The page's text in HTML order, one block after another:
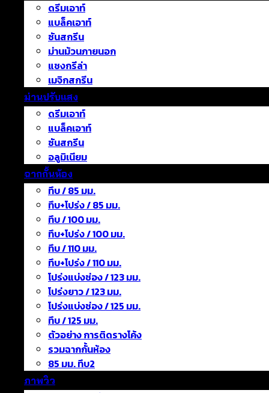
ดรีมเอาท์
แบล็คเอาท์
ซันสกรีน
ม่านม้วนภายนอก
แชงกรีล่า
เมจิกสกรีน
ม่านปรับแสง
ดรีมเอาท์
แบล็คเอาท์
ซันสกรีน
อลูมิเนียม
ฉากกั้นห้อง
ทึบ / 85 มม.
ทึบ+โปร่ง / 85 มม.
ทึบ / 100 มม.
ทึบ+โปร่ง / 100 มม.
ทึบ / 110 มม.
ทึบ+โปร่ง / 110 มม.
โปร่งแบ่งช่อง / 123 มม.
โปร่งยาว / 123 มม.
โปร่งแบ่งช่อง / 125 มม.
ทึบ / 125 มม.
ตัวอย่าง การติดรางโค้ง
รวมฉากกั้นห้อง
85 มม. ทึบ2
ภาพวิว